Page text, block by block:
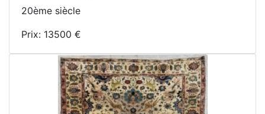
20ème siècle
Prix: 13500 €